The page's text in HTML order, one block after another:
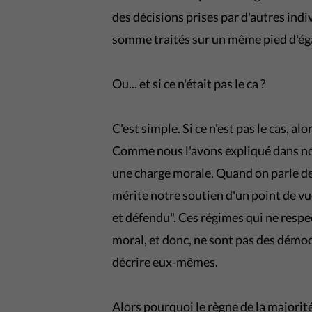
des décisions prises par d'autres
somme traités sur un même pied
Ou... et si ce n'était pas le ca ?
C'est simple. Si ce n'est pas le cas,
Comme nous l'avons expliqué dans
une charge morale. Quand on parle
mérite notre soutien d'un point de
et défendu". Ces régimes qui ne
moral, et donc, ne sont pas des
décrire eux-mêmes.
Alors pourquoi le règne de la